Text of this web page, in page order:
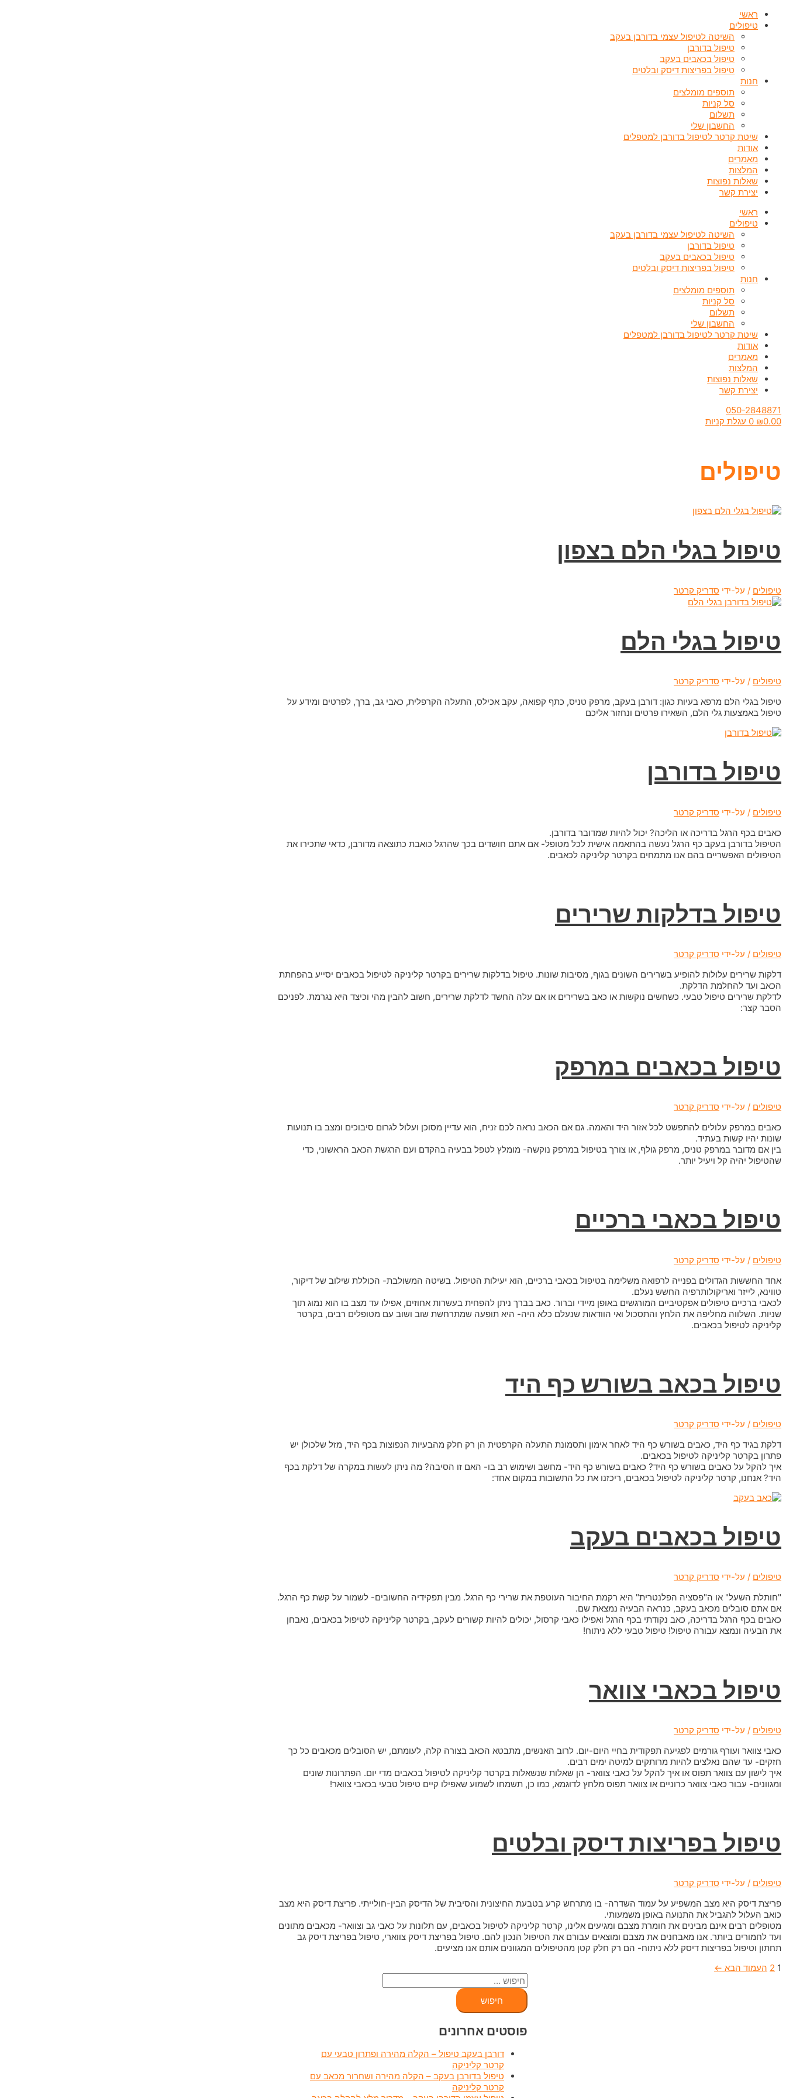
דילוג
לתוכן
ראשי
טיפולים
השיטה לטיפול עצמי בדורבן בעקב
טיפול בדורבן
טיפול בכאבים בעקב
טיפול בפריצות דיסק ובלטים
חנות
תוספים מומלצים
סל קניות
תשלום
החשבון שלי
שיטת קרטר לטיפול בדורבן למטפלים
אודות
מאמרים
המלצות
שאלות נפוצות
יצירת קשר
ראשי
טיפולים
השיטה לטיפול עצמי בדורבן בעקב
טיפול בדורבן
טיפול בכאבים בעקב
טיפול בפריצות דיסק ובלטים
חנות
תוספים מומלצים
סל קניות
תשלום
החשבון שלי
שיטת קרטר לטיפול בדורבן למטפלים
אודות
מאמרים
המלצות
שאלות נפוצות
יצירת קשר
050-2848871
₪0.00
0 עגלת קניות
טיפולים
טיפול בגלי הלם בצפון
טיפולים / על-ידי סדריק קרטר
טיפול בגלי הלם
טיפולים / על-ידי סדריק קרטר
טיפול בגלי הלם מרפא בעיות כגון: דורבן בעקב, מרפק טניס, כתף קפואה, עקב אכילס, התעלה הקרפלית, כאבי גב, ברך, לפרטים ומידע על
טיפול באמצעות גלי הלם, השאירו פרטים ונחזור אליכם
טיפול בדורבן
טיפולים / על-ידי סדריק קרטר
כאבים בכף הרגל בדריכה או הליכה? יכול להיות שמדובר בדורבן.
הטיפול בדורבן בעקב כף הרגל נעשה בהתאמה אישית לכל מטופל- אם אתם חושדים בכך שהרגל כואבת כתוצאה מדורבן, כדאי שתכירו את
הטיפולים האפשריים בהם אנו מתמחים בקרטר קליניקה לכאבים.
טיפול בדלקות שרירים
טיפולים / על-ידי סדריק קרטר
דלקות שרירים עלולות להופיע בשרירים השונים בגוף, מסיבות שונות. טיפול בדלקות שרירים בקרטר קליניקה לטיפול בכאבים יסייע בהפחתת
הכאב ועד להחלמת הדלקת.
לדלקת שרירים טיפול טבעי. כשחשים נוקשות או כאב בשרירים או אם עלה החשד לדלקת שרירים, חשוב להבין מהי וכיצד היא נגרמת. לפניכם
הסבר קצר:
טיפול בכאבים במרפק
טיפולים / על-ידי סדריק קרטר
כאבים במרפק עלולים להתפשט לכל אזור היד והאמה. גם אם הכאב נראה לכם זניח, הוא עדיין מסוכן ועלול לגרום סיבוכים ומצב בו תנועות
שונות יהיו קשות בעתיד.
בין אם מדובר במרפק טניס, מרפק גולף, או צורך בטיפול במרפק נוקשה- מומלץ לטפל בבעיה בהקדם ועם הרגשת הכאב הראשוני, כדי
שהטיפול יהיה קל ויעיל יותר.
טיפול בכאבי ברכיים
טיפולים / על-ידי סדריק קרטר
אחד החששות הגדולים בפנייה לרפואה משלימה בטיפול בכאבי ברכיים, הוא יעילות הטיפול. בשיטה המשולבת- הכוללת שילוב של דיקור,
טווינא, לייזר ואריקולותרפיה החשש נעלם.
לכאבי ברכיים טיפולים אפקטיביים המורגשים באופן מיידי וברור. כאב בברך ניתן להפחית בעשרות אחוזים, אפילו עד מצב בו הוא נמוג תוך
שניות. השלווה מחליפה את הלחץ והתסכול ואי הוודאות שנעלם כלא היה- היא תופעה שמתרחשת שוב ושוב עם מטופלים רבים, בקרטר
קליניקה לטיפול בכאבים.
טיפול בכאב בשורש כף היד
טיפולים / על-ידי סדריק קרטר
דלקת בגיד כף היד, כאבים בשורש כף היד לאחר אימון ותסמונת התעלה הקרפטית הן רק חלק מהבעיות הנפוצות בכף היד, מזל שלכולן יש
פתרון בקרטר קליניקה לטיפול בכאבים.
איך להקל על כאבים בשורש כף היד? כאבים בשורש כף היד- מחשב ושימוש רב בו- האם זו הסיבה? מה ניתן לעשות במקרה של דלקת בכף
היד? אנחנו, קרטר קליניקה לטיפול בכאבים, ריכזנו את כל התשובות במקום אחד:
טיפול בכאבים בעקב
טיפולים / על-ידי סדריק קרטר
"חותלת השעל" או ה"פסציה הפלנטרית" היא רקמת החיבור העוטפת את שרירי כף הרגל. מבין תפקידיה החשובים- לשמור על קשת כף הרגל.
אם אתם סובלים מכאב בעקב, כנראה הבעיה נמצאת שם.
כאבים בכף הרגל בדריכה, כאב נקודתי בכף הרגל ואפילו כאבי קרסול, יכולים להיות קשורים לעקב, בקרטר קליניקה לטיפול בכאבים, נאבחן
את הבעיה ונמצא עבורה טיפול! טיפול טבעי ללא ניתוח!
טיפול בכאבי צוואר
טיפולים / על-ידי סדריק קרטר
כאבי צוואר ועורף גורמים לפגיעה תפקודית בחיי היום-יום. לרוב האנשים, מתבטא הכאב בצורה קלה, לעומתם, יש הסובלים מכאבים כל כך
חזקים- עד שהם נאלצים להיות מרותקים למיטה ימים רבים.
איך לישון עם צוואר תפוס או איך להקל על כאבי צוואר- הן שאלות שנשאלות בקרטר קליניקה לטיפול בכאבים מדי יום. הפתרונות שונים
ומגוונים- עבור כאבי צוואר כרוניים או צוואר תפוס מלחץ לדוגמא, כמו כן, תשמחו לשמוע שאפילו קיים טיפול טבעי בכאבי צוואר!
טיפול בפריצות דיסק ובלטים
טיפולים / על-ידי סדריק קרטר
פריצת דיסק היא מצב המשפיע על עמוד השדרה- בו מתרחש קרע בטבעת החיצונית והסיבית של הדיסק הבין-חולייתי. פריצת דיסק היא מצב
כואב העלול להגביל את התנועה באופן משמעותי.
מטופלים רבים אינם מבינים את חומרת מצבם ומגיעים אלינו, קרטר קליניקה לטיפול בכאבים, עם תלונות על כאבי גב וצוואר- מכאבים מתונים
ועד לחמורים ביותר. אנו מאבחנים את מצבם ומוצאים עבורם את הטיפול הנכון להם. טיפול בפריצת דיסק צווארי, טיפול בפריצת דיסק גב
תחתון וטיפול בפריצות דיסק ללא ניתוח- הם רק חלק קטן מהטיפולים המגוונים אותם אנו מציעים.
Posts1
2 העמוד הבא ←
חיפוש:
פוסטים אחרונים
דורבן בעקב טיפול – הקלה מהירה ופתרון טבעי עם
קרטר קליניקה
טיפול בדורבן בעקב – הקלה מהירה ושחרור מכאב עם
קרטר קליניקה